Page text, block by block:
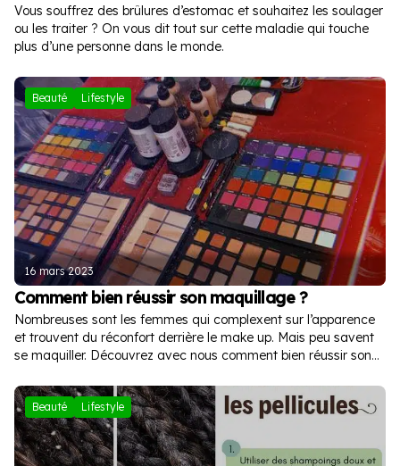
Vous souffrez des brûlures d’estomac et souhaitez les soulager
ou les traiter ? On vous dit tout sur cette maladie qui touche
plus d’une personne dans le monde.
Beauté Lifestyle
16 mars 2023
Comment bien réussir son maquillage ?
Nombreuses sont les femmes qui complexent sur l’apparence
et trouvent du réconfort derrière le make up. Mais peu savent
se maquiller. Découvrez avec nous comment bien réussir son
Beauté Lifestyle